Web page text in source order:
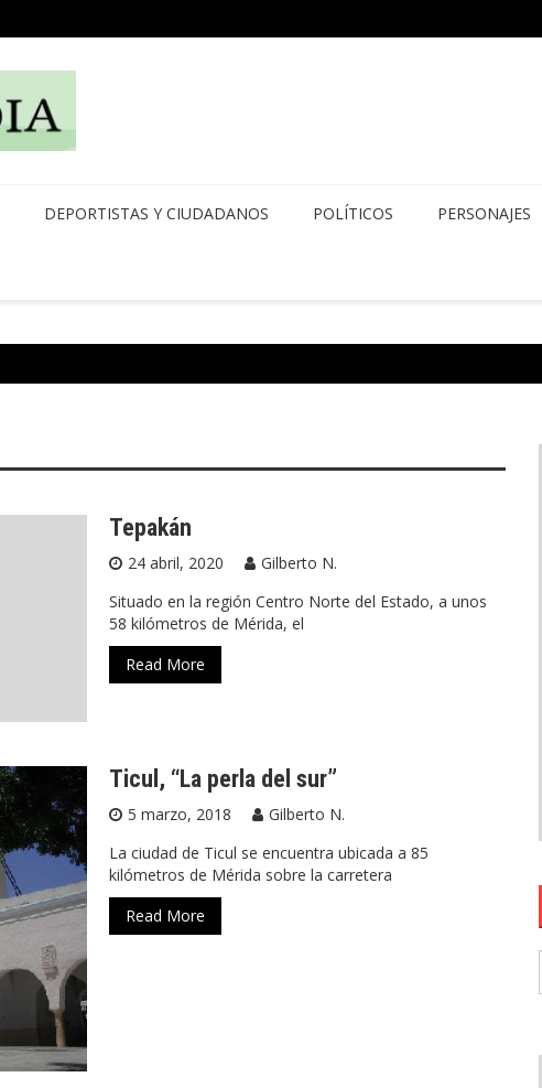
DEPORTISTAS Y CIUDADANOS POLÍTICOS PERSONAJES
Tepakán
24 abril, 2020
Gilberto N.
Situado en la región Centro Norte del Estado, a unos
58 kilómetros de Mérida, el
Read More
Ticul, “La perla del sur”
5 marzo, 2018
Gilberto N.
La ciudad de Ticul se encuentra ubicada a 85
kilómetros de Mérida sobre la carretera
Read More